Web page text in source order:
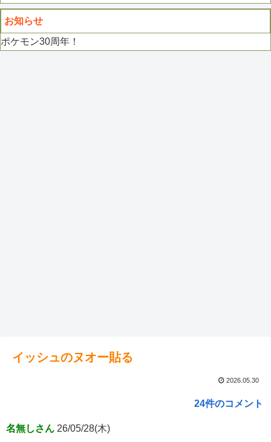
お知らせ
ポケモン30周年！
イッシュのヌオー貼る
2026.05.30
24件のコメント
名無しさん 26/05/28(木)